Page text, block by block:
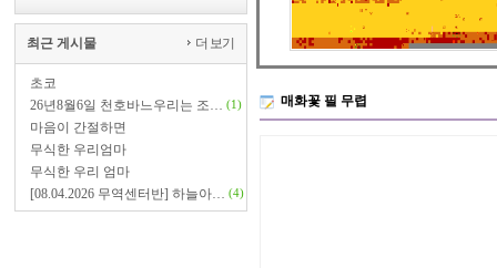
최근 게시물 더 보기
초코
26년8월6일 천호바느우리는 조… (1)
마음이 간절하면
무식한 우리엄마
무식한 우리 엄마
[08.04.2026 무역센터반] 하늘아… (4)
매화꽃 필 무렵